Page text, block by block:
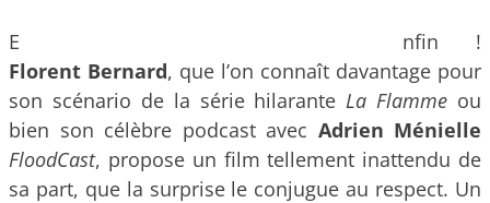
E
nfin !
Florent Bernard, que l’on connaît davantage pour
son scénario de la série hilarante La Flamme ou
bien son célèbre podcast avec Adrien Ménielle
FloodCast, propose un film tellement inattendu de
sa part, que la surprise le conjugue au respect. Un